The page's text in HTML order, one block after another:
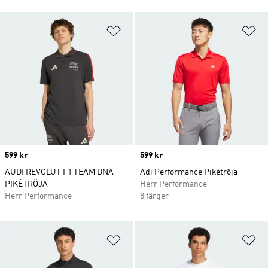
Lägg till på önskelistan
Price
599 kr
AUDI REVOLUT F1 TEAM DNA
PIKÉTRÖJA
Herr Performance
Price
599 kr
Adi Performance Pikétröja
Herr Performance
8 färger
Lägg till på önskelistan